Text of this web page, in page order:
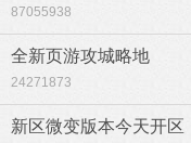
87055938
全新页游攻城略地
24271873
新区微变版本今天开